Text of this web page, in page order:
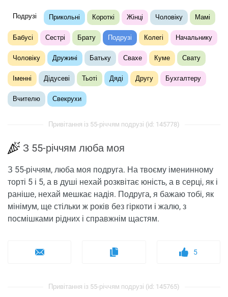
Подрузі Прикольні Короткі Жінці Чоловіку Мамі
Бабусі Сестрі Брату Подрузі Колегі Начальнику
Чоловіку Дружині Батьку Свахе Куме Свату
Іменні Дідусеві Тьоті Дяді Другу Бухгалтеру
Вчителю Свекрухи
Привітання із 55-річчям подрузі (id: 145778)
З 55-річчям люба моя
З 55-річчям, люба моя подруга. На твоєму іменинному
торті 5 і 5, а в душі нехай розквітає юність, а в серці, як і
раніше, нехай мешкає надія. Подруга, я бажаю тобі, як
мінімум, ще стільки ж років без гіркоти і жалю, з
посмішками рідних і справжнім щастям.
5
Привітання із 55-річчям подрузі (id: 145765)